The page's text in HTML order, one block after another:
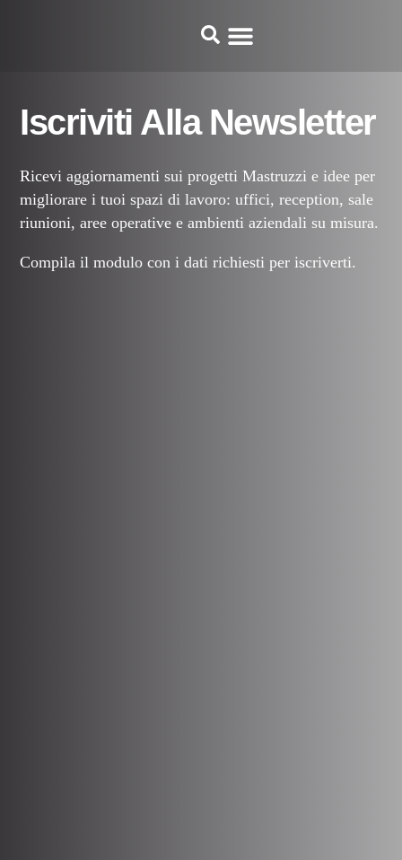
Iscriviti Alla Newsletter
Ricevi aggiornamenti sui progetti Mastruzzi e idee per
migliorare i tuoi spazi di lavoro: uffici, reception, sale
riunioni, aree operative e ambienti aziendali su misura.
Compila il modulo con i dati richiesti per iscriverti.